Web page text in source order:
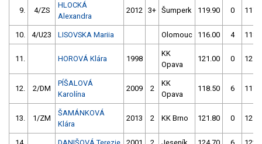
9. 4/ZS
HLOCKÁ
Alexandra
2012 3+ Šumperk 119.90 0
10. 4/U23 LISOVSKA Mariia Olomouc 116.00 4
11. HOROVÁ Klára 1998
KK
Opava
121.00 0
12. 2/DM
PÍŠALOVÁ
Karolína
2009 2
KK
Opava
118.50 6
13. 1/ZM
ŠAMÁNKOVÁ
Klára
2013 2 KK Brno 121.80 0